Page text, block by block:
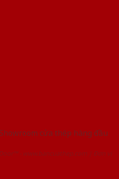
cửa thép hàng đầu
- www.bancuathep.com | Đơn vị